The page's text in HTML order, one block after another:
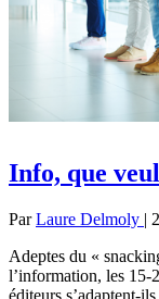
Info, que
ParLaure Delmoly |
Adeptes du «
l’information, les 15-
éditeurs s’adaptent-